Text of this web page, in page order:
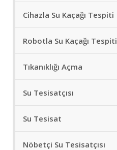
Cihazla Su Kaçağı Tespiti
Robotla Su Kaçağı Tespiti
Tıkanıklığı Açma
Su Tesisatçısı
Su Tesisat
Nöbetçi Su Tesisatçısı